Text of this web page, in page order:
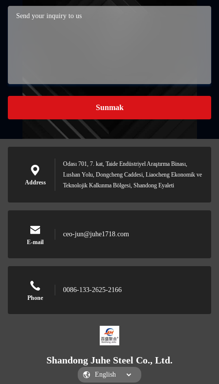
Sunmak
Address
Odası 701, 7. kat, Taide Endüstriyel Araştırma Binası,
Lushan Yolu, Dongcheng Caddesi, Liaocheng Ekonomik ve
Teknolojik Kalkınma Bölgesi, Shandong Eyaleti
E-mail
ceo-jun@juhe1718.com
Phone
0086-133-2625-2166
Shandong Juhe Steel Co., Ltd.